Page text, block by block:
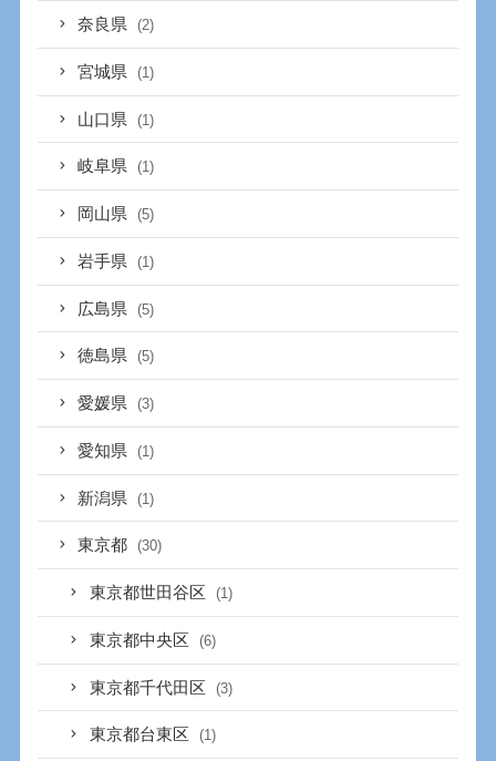
奈良県 (2)
宮城県 (1)
山口県 (1)
岐阜県 (1)
岡山県 (5)
岩手県 (1)
広島県 (5)
徳島県 (5)
愛媛県 (3)
愛知県 (1)
新潟県 (1)
東京都 (30)
東京都世田谷区 (1)
東京都中央区 (6)
東京都千代田区 (3)
東京都台東区 (1)